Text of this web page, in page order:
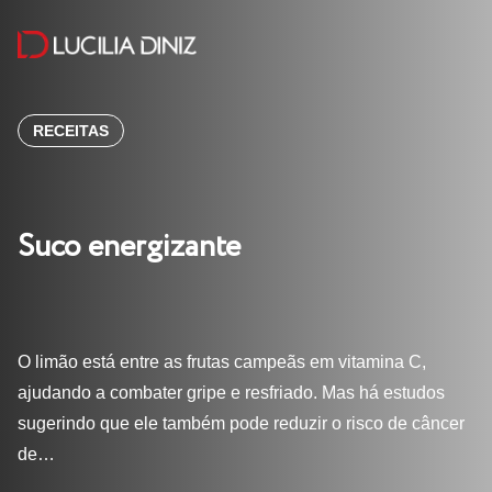
RECEITAS
Suco energizante
O limão está entre as frutas campeãs em vitamina C,
ajudando a combater gripe e resfriado. Mas há estudos
sugerindo que ele também pode reduzir o risco de câncer
de…